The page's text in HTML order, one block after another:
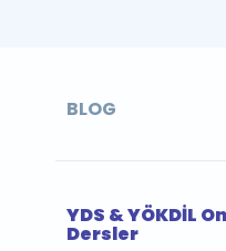
BLOG
YDS & YÖKDİL
Dersler